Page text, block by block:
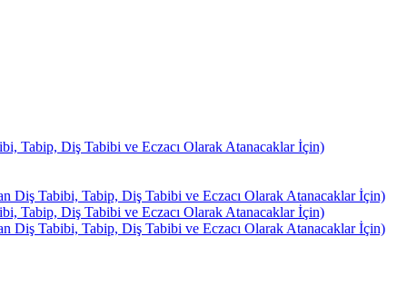
Tabip, Diş Tabibi ve Eczacı Olarak Atanacaklar İçin)
Diş Tabibi, Tabip, Diş Tabibi ve Eczacı Olarak Atanacaklar İçin)
Tabip, Diş Tabibi ve Eczacı Olarak Atanacaklar İçin)
Diş Tabibi, Tabip, Diş Tabibi ve Eczacı Olarak Atanacaklar İçin)